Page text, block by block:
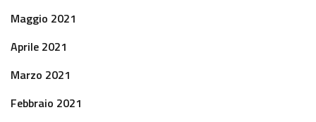
Maggio 2021
Aprile 2021
Marzo 2021
Febbraio 2021